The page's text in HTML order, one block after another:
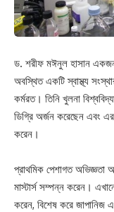
ড. শরীফ মঈনুল হাসান একজন
অবস্থিত একটি স্বাস্থ্য
কর্মরত। তিনি খুলনা
ডিগ্রি অর্জন করেছেন এবং
করেন।
প্রাথমিক পেশাগত অভিজ্ঞতা
মাস্টার্স সম্পন্ন করেন।
করেন, বিশেষ করে জাপানিজ